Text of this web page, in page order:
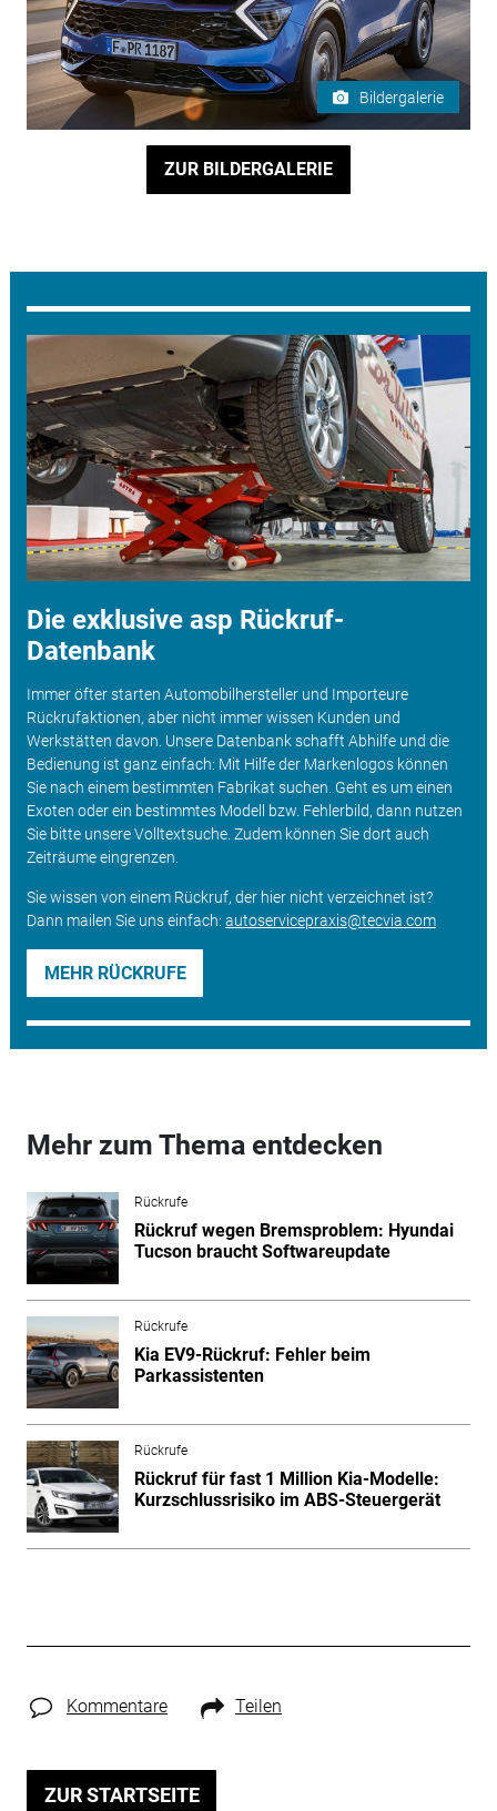
Bildergalerie
ZUR BILDERGALERIE
Die exklusive asp Rückruf-
Datenbank
Immer öfter starten Automobilhersteller und Importeure
Rückrufaktionen, aber nicht immer wissen Kunden und
Werkstätten davon. Unsere Datenbank schafft Abhilfe und die
Bedienung ist ganz einfach: Mit Hilfe der Markenlogos können
Sie nach einem bestimmten Fabrikat suchen. Geht es um einen
Exoten oder ein bestimmtes Modell bzw. Fehlerbild, dann nutzen
Sie bitte unsere Volltextsuche. Zudem können Sie dort auch
Zeiträume eingrenzen.
Sie wissen von einem Rückruf, der hier nicht verzeichnet ist?
Dann mailen Sie uns einfach: autoservicepraxis@tecvia.com
MEHR RÜCKRUFE
Mehr zum Thema entdecken
Rückrufe
Rückruf wegen Bremsproblem: Hyundai
Tucson braucht Softwareupdate
Rückrufe
Kia EV9-Rückruf: Fehler beim
Parkassistenten
Rückrufe
Rückruf für fast 1 Million Kia-Modelle:
Kurzschlussrisiko im ABS-Steuergerät
Kommentare Teilen
ZUR STARTSEITE